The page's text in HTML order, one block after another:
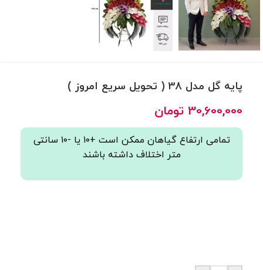
پایه گل مدل 38 ( تحویل سریع امروز )
30,600,000 تومان
تمامی ارتفاع گیاهان ممکن است +۱۰ یا -۱۰ سانتی
متر اختلاف داشته باشند